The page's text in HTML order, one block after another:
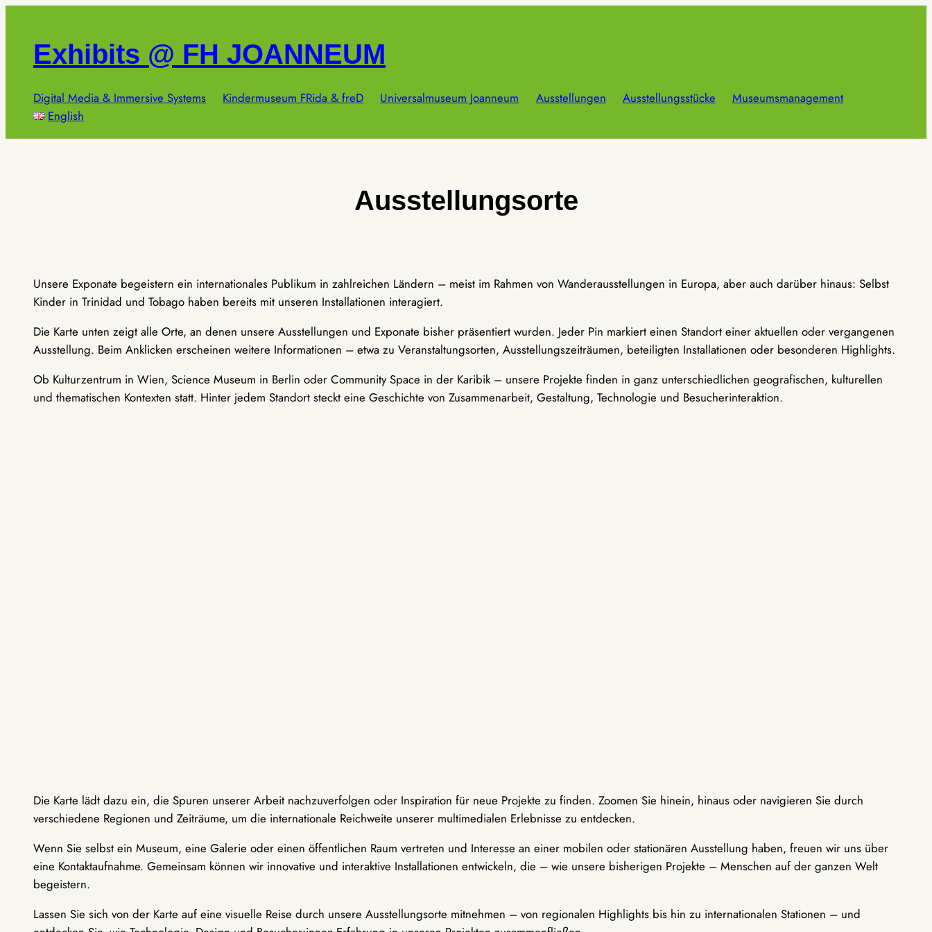
springenExhibits @ FH JOANNEUM
Digital Media & Immersive Systems Kindermuseum FRida & freD Universalmuseum Joanneum Ausstellungen Ausstellungsstücke
Museumsmanagement
English
Ausstellungsorte
Unsere Exponate begeistern ein internationales Publikum in zahlreichen Ländern – meist im Rahmen von Wanderausstellungen in Europa, aber auch darüber hinaus: Selbst
Kinder in Trinidad und Tobago haben bereits mit unseren Installationen interagiert.
Die Karte unten zeigt alle Orte, an denen unsere Ausstellungen und Exponate bisher präsentiert wurden. Jeder Pin markiert einen Standort einer aktuellen oder vergangenen
Ausstellung. Beim Anklicken erscheinen weitere Informationen – etwa zu Veranstaltungsorten, Ausstellungszeiträumen, beteiligten Installationen oder besonderen Highlights.
Ob Kulturzentrum in Wien, Science Museum in Berlin oder Community Space in der Karibik – unsere Projekte finden in ganz unterschiedlichen geografischen, kulturellen
und thematischen Kontexten statt. Hinter jedem Standort steckt eine Geschichte von Zusammenarbeit, Gestaltung, Technologie und Besucherinteraktion.
Die Karte lädt dazu ein, die Spuren unserer Arbeit nachzuverfolgen oder Inspiration für neue Projekte zu finden. Zoomen Sie hinein, hinaus oder navigieren Sie durch
verschiedene Regionen und Zeiträume, um die internationale Reichweite unserer multimedialen Erlebnisse zu entdecken.
Wenn Sie selbst ein Museum, eine Galerie oder einen öffentlichen Raum vertreten und Interesse an einer mobilen oder stationären Ausstellung haben, freuen wir uns über
eine Kontaktaufnahme. Gemeinsam können wir innovative und interaktive Installationen entwickeln, die – wie unsere bisherigen Projekte – Menschen auf der ganzen Welt
begeistern.
Lassen Sie sich von der Karte auf eine visuelle Reise durch unsere Ausstellungsorte mitnehmen – von regionalen Highlights bis hin zu internationalen Stationen – und